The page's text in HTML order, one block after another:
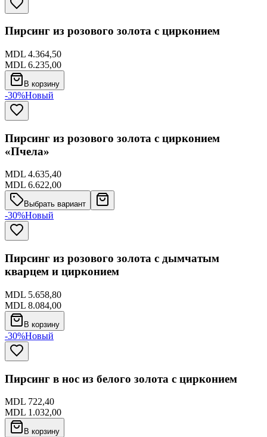
Пирсинг из розового золота с цирконием
MDL 4.364,50
MDL 6.235,00
В корзину
-30%Новый
Пирсинг из розового золота с цирконием
«Пчела»
MDL 4.635,40
MDL 6.622,00
Выбрать вариант
-30%Новый
Пирсинг из розового золота с дымчатым
кварцем и цирконием
MDL 5.658,80
MDL 8.084,00
В корзину
-30%Новый
Пирсинг в нос из белого золота с цирконием
MDL 722,40
MDL 1.032,00
В корзину